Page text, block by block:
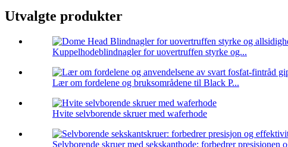
Utvalgte produkter
Kuppelhodeblindnagler for uovertruffen styrke og...
Lær om fordelene og bruksområdene til Black P...
Hvite selvborende skruer med waferhode
Selvborende skruer med sekskanthode: forbedrer presisjonen